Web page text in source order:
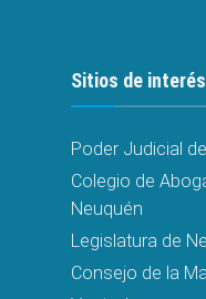
Sitios de interés
Poder Judicial
Colegio de
Neuquén
Legislatura de
Consejo de la